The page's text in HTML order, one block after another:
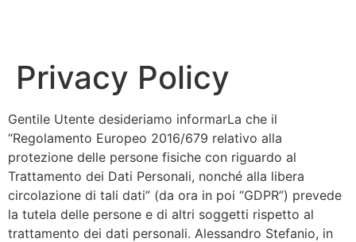
Privacy Policy
Gentile Utente desideriamo informarLa che il
“Regolamento Europeo 2016/679 relativo alla
protezione delle persone fisiche con riguardo al
Trattamento dei Dati Personali, nonché alla libera
circolazione di tali dati” (da ora in poi “GDPR”) prevede
la tutela delle persone e di altri soggetti rispetto al
trattamento dei dati personali. Alessandro Stefanio, in